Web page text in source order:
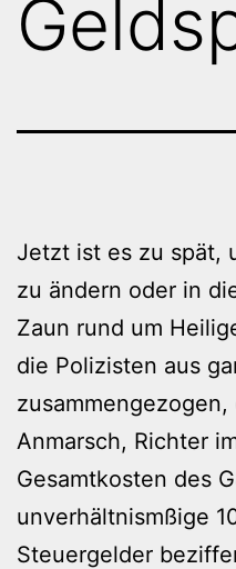
Jetzt ist es zu spät,
zu ändern oder in
Zaun rund um
die Polizisten aus
Anmarsch, Richter
Gesamtkosten des
unverhältnismßige
Steuergelder